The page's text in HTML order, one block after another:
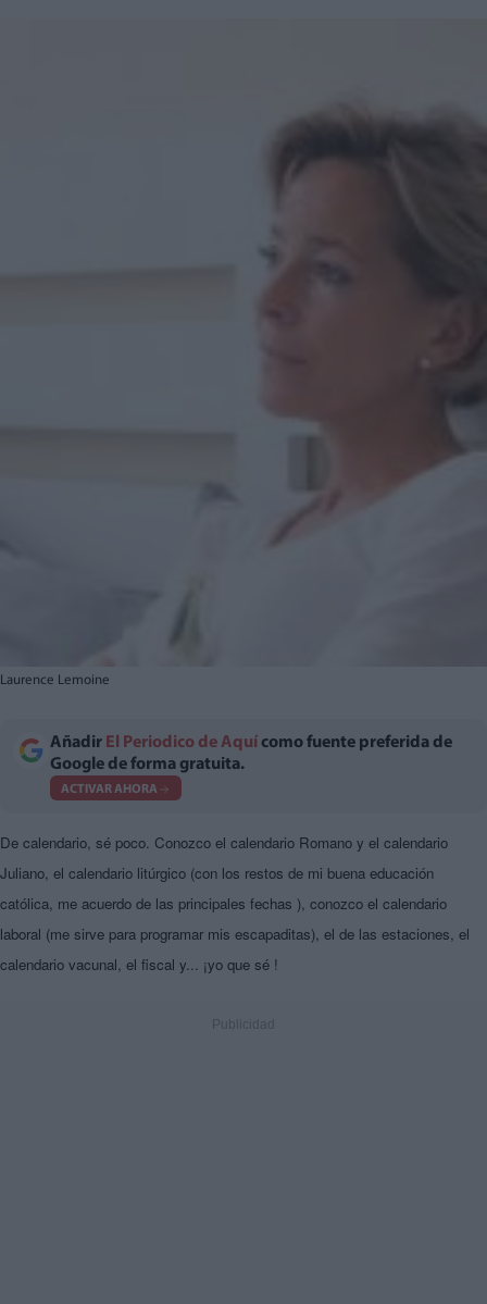
Laurence Lemoine
Añadir El Periodico de Aquí como fuente preferida de
Google de forma gratuita.
ACTIVAR AHORA
De calendario, sé poco. Conozco el calendario Romano y el calendario
Juliano, el calendario litúrgico (con los restos de mi buena educación
católica, me acuerdo de las principales fechas ), conozco el calendario
laboral (me sirve para programar mis escapaditas), el de las estaciones, el
calendario vacunal, el fiscal y... ¡yo que sé !